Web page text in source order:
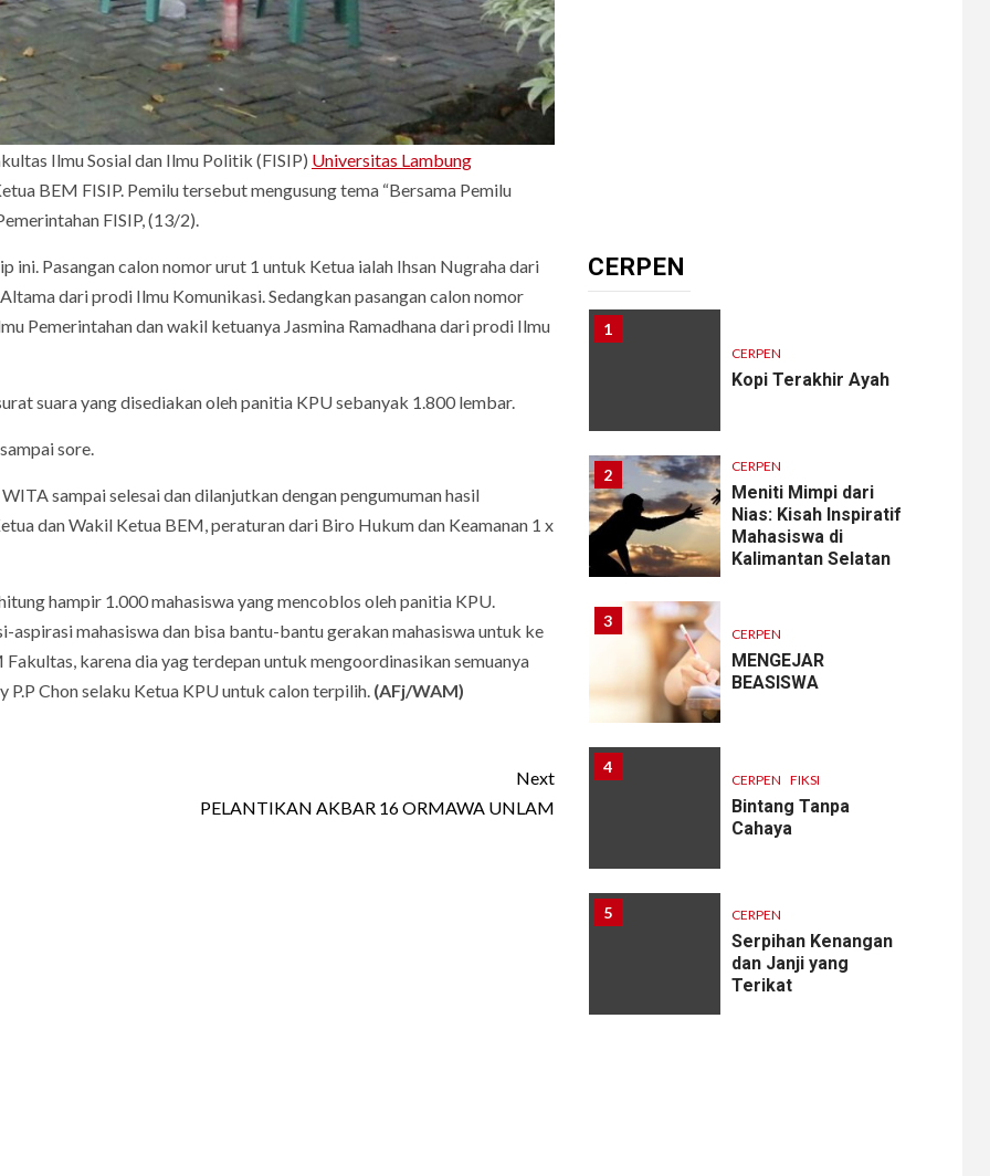
Ilmu Sosial dan Ilmu Politik (FISIP) Universitas Lambung
BEM FISIP. Pemilu tersebut mengusung tema “Bersama Pemilu
FISIP, (13/2).
ini. Pasangan calon nomor urut 1 untuk Ketua ialah Ihsan Nugraha dari
dari prodi Ilmu Komunikasi. Sedangkan pasangan calon nomor
Pemerintahan dan wakil ketuanya Jasmina Ramadhana dari prodi Ilmu
suara yang disediakan oleh panitia KPU sebanyak 1.800 lembar.
sore.
sampai selesai dan dilanjutkan dengan pengumuman hasil
dan Wakil Ketua BEM, peraturan dari Biro Hukum dan Keamanan 1 x
hampir 1.000 mahasiswa yang mencoblos oleh panitia KPU.
mahasiswa dan bisa bantu-bantu gerakan mahasiswa untuk ke
karena dia yag terdepan untuk mengoordinasikan semuanya
P.P Chon selaku Ketua KPU untuk calon terpilih. (AFj/WAM)
Next
PELANTIKAN AKBAR 16 ORMAWA UNLAM
CERPEN
1
CERPEN
Kopi Terakhir Ayah
2 CERPEN
Meniti Mimpi dari
Nias: Kisah Inspiratif
Mahasiswa di
Kalimantan Selatan
3
CERPEN
MENGEJAR
BEASISWA
4
CERPEN FIKSI
Bintang Tanpa
Cahaya
5 CERPEN
Serpihan Kenangan
dan Janji yang
Terikat